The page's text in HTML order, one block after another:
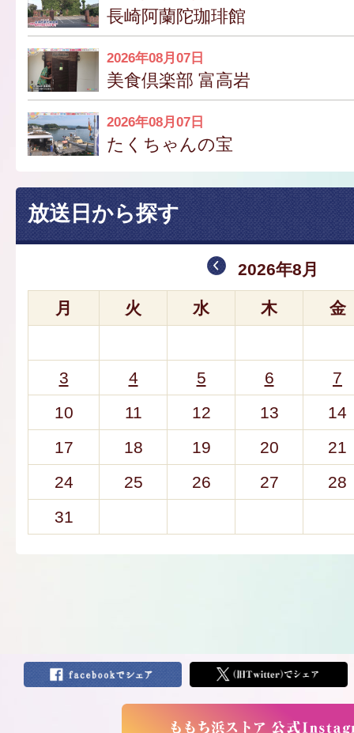
長崎阿蘭陀珈琲館
2026年08月07日
美食倶楽部 富高岩
2026年08月07日
たくちゃんの宝
放送日から探す
2026年8月
月 火 水 木 金
3 4 5 6
7
10
11 12 13
14
17
18 19 20
21
24
25 26 27
28
31